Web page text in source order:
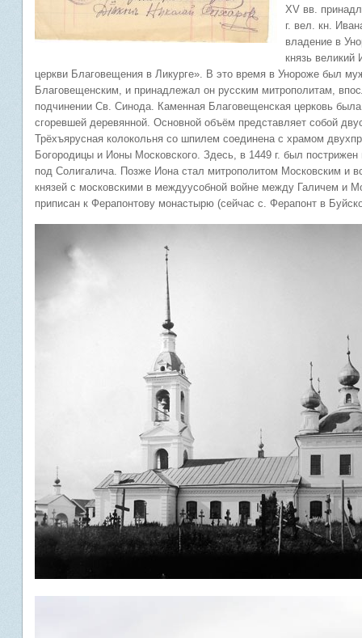
XV вв.
г. вел. кн.
владение в
князь
церкви Благовещения в Ликурге». В это время в Унороже был
Благовещенским, и принадлежал он русским митрополитам,
подчинении Св. Синода. Каменная Благовещенская церковь
сгоревшей деревянной. Основной объём представляет собой
Трёхъярусная колокольня со шпилем соединена с храмом
Богородицы и Ионы Московского. Здесь, в 1449 г. был
под Солигалича. Позже Иона стал митрополитом Московским и
князей с московскими в междуусобной войне между Галичем и
приписан к Ферапонтову монастырю (сейчас с. Ферапонт в